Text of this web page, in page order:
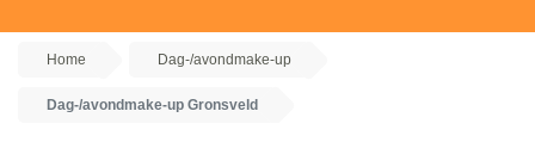
Home Dag-/avondmake-up
Dag-/avondmake-up Gronsveld